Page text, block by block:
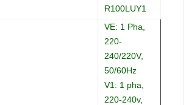
R100LUY1
VE: 1 Pha,
220-
240/220V,
50/60Hz
V1: 1 pha,
220-240v,